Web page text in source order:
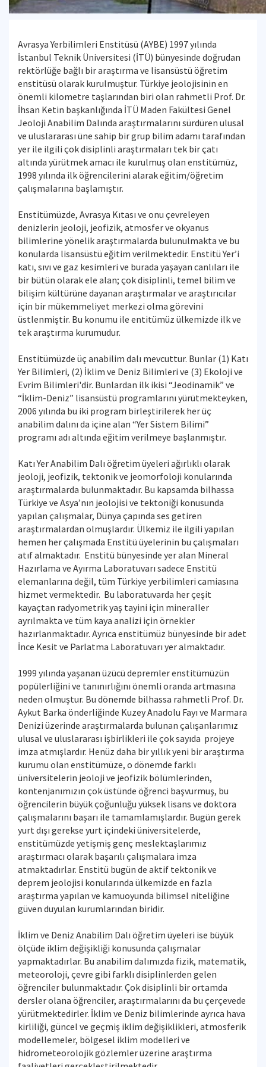
Avrasya Yerbilimleri Enstitüsü (AYBE) 1997 yılında
İstanbul Teknik Üniversitesi (İTÜ) bünyesinde doğrudan
rektörlüğe bağlı bir araştırma ve lisansüstü öğretim
enstitüsü olarak kurulmuştur. Türkiye jeolojisinin en
önemli kilometre taşlarından biri olan rahmetli Prof. Dr.
İhsan Ketin başkanlığında İTÜ Maden Fakültesi Genel
Jeoloji Anabilim Dalında araştırmalarını sürdüren ulusal
ve uluslararası üne sahip bir grup bilim adamı tarafından
yer ile ilgili çok disiplinli araştırmaları tek bir çatı
altında yürütmek amacı ile kurulmuş olan enstitümüz,
1998 yılında ilk öğrencilerini alarak eğitim/öğretim
çalışmalarına başlamıştır.
Enstitümüzde, Avrasya Kıtası ve onu çevreleyen
denizlerin jeoloji, jeofizik, atmosfer ve okyanus
bilimlerine yönelik araştırmalarda bulunulmakta ve bu
konularda lisansüstü eğitim verilmektedir. Enstitü Yer’i
katı, sıvı ve gaz kesimleri ve burada yaşayan canlıları ile
bir bütün olarak ele alan; çok disiplinli, temel bilim ve
bilişim kültürüne dayanan araştırmalar ve araştırıcılar
için bir mükemmeliyet merkezi olma görevini
üstlenmiştir. Bu konumu ile entitümüz ülkemizde ilk ve
tek araştırma kurumudur.
Enstitümüzde üç anabilim dalı mevcuttur. Bunlar (1) Katı
Yer Bilimleri, (2) İklim ve Deniz Bilimleri ve (3) Ekoloji ve
Evrim Bilimleri'dir. Bunlardan ilk ikisi “Jeodinamik” ve
“İklim-Deniz” lisansüstü programlarını yürütmekteyken,
2006 yılında bu iki program birleştirilerek her üç
anabilim dalını da içine alan “Yer Sistem Bilimi”
programı adı altında eğitim verilmeye başlanmıştır.
Katı Yer Anabilim Dalı öğretim üyeleri ağırlıklı olarak
jeoloji, jeofizik, tektonik ve jeomorfoloji konularında
araştırmalarda bulunmaktadır. Bu kapsamda bilhassa
Türkiye ve Asya’nın jeolojisi ve tektoniği konusunda
yapılan çalışmalar, Dünya çapında ses getiren
araştırmalardan olmuşlardır. Ülkemiz ile ilgili yapılan
hemen her çalışmada Enstitü üyelerinin bu çalışmaları
atıf almaktadır. Enstitü bünyesinde yer alan Mineral
Hazırlama ve Ayırma Laboratuvarı sadece Enstitü
elemanlarına değil, tüm Türkiye yerbilimleri camiasına
hizmet vermektedir. Bu laboratuvarda her çeşit
kayaçtan radyometrik yaş tayini için mineraller
ayrılmakta ve tüm kaya analizi için örnekler
hazırlanmaktadır. Ayrıca enstitümüz bünyesinde bir adet
İnce Kesit ve Parlatma Laboratuvarı yer almaktadır.
1999 yılında yaşanan üzücü depremler enstitümüzün
popülerliğini ve tanınırlığını önemli oranda artmasına
neden olmuştur. Bu dönemde bilhassa rahmetli Prof. Dr.
Aykut Barka önderliğinde Kuzey Anadolu Fayı ve Marmara
Denizi üzerinde araştırmalarda bulunan çalışanlarımız
ulusal ve uluslararası işbirlikleri ile çok sayıda projeye
imza atmışlardır. Henüz daha bir yıllık yeni bir araştırma
kurumu olan enstitümüze, o dönemde farklı
üniversitelerin jeoloji ve jeofizik bölümlerinden,
kontenjanımızın çok üstünde öğrenci başvurmuş, bu
öğrencilerin büyük çoğunluğu yüksek lisans ve doktora
çalışmalarını başarı ile tamamlamışlardır. Bugün gerek
yurt dışı gerekse yurt içindeki üniversitelerde,
enstitümüzde yetişmiş genç meslektaşlarımız
araştırmacı olarak başarılı çalışmalara imza
atmaktadırlar. Enstitü bugün de aktif tektonik ve
deprem jeolojisi konularında ülkemizde en fazla
araştırma yapılan ve kamuoyunda bilimsel niteliğine
güven duyulan kurumlarından biridir.
İklim ve Deniz Anabilim Dalı öğretim üyeleri ise büyük
ölçüde iklim değişikliği konusunda çalışmalar
yapmaktadırlar. Bu anabilim dalımızda fizik, matematik,
meteoroloji, çevre gibi farklı disiplinlerden gelen
öğrenciler bulunmaktadır. Çok disiplinli bir ortamda
dersler olana öğrenciler, araştırmalarını da bu çerçevede
yürütmektedirler. İklim ve Deniz bilimlerinde ayrıca hava
kirliliği, güncel ve geçmiş iklim değişiklikleri, atmosferik
modellemeler, bölgesel iklim modelleri ve
hidrometeorolojik gözlemler üzerine araştırma